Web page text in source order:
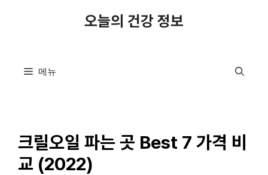
오늘의 건강 정보
메뉴
크릴오일 파는 곳 Best 7 가격 비
교 (2022)